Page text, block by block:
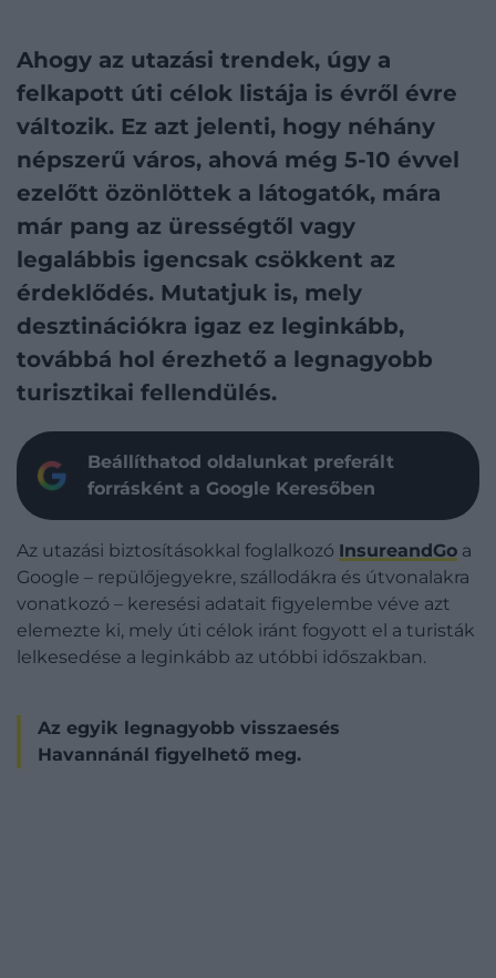
Ahogy az utazási trendek, úgy a
felkapott úti célok listája is évről évre
változik. Ez azt jelenti, hogy néhány
népszerű város, ahová még 5-10 évvel
ezelőtt özönlöttek a látogatók, mára
már pang az ürességtől vagy
legalábbis igencsak csökkent az
érdeklődés. Mutatjuk is, mely
desztinációkra igaz ez leginkább,
továbbá hol érezhető a legnagyobb
turisztikai fellendülés.
Beállíthatod oldalunkat preferált
forrásként a Google Keresőben
Az utazási biztosításokkal foglalkozó InsureandGo a
Google – repülőjegyekre, szállodákra és útvonalakra
vonatkozó – keresési adatait figyelembe véve azt
elemezte ki, mely úti célok iránt fogyott el a turisták
lelkesedése a leginkább az utóbbi időszakban.
Az egyik legnagyobb visszaesés
Havannánál figyelhető meg.